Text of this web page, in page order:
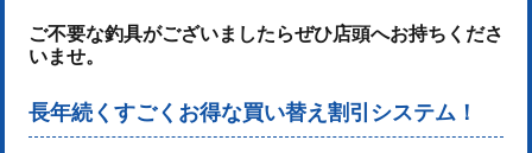
ご不要な釣具がございましたらぜひ店頭へお持ちくださ
いませ。
長年続くすごくお得な買い替え割引システム！